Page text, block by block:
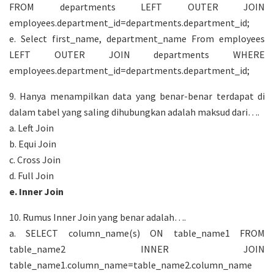
FROM departments LEFT OUTER JOIN
employees.department_id=departments.department_id;
e. Select first_name, department_name From employees
LEFT OUTER JOIN departments WHERE
employees.department_id=departments.department_id;
9. Hanya menampilkan data yang benar-benar terdapat di
dalam tabel yang saling dihubungkan adalah maksud dari….
a. Left Join
b. Equi Join
c. Cross Join
d. Full Join
e. Inner Join
10. Rumus Inner Join yang benar adalah….
a. SELECT column_name(s) ON table_name1 FROM
table_name2 INNER JOIN
table_name1.column_name=table_name2.column_name